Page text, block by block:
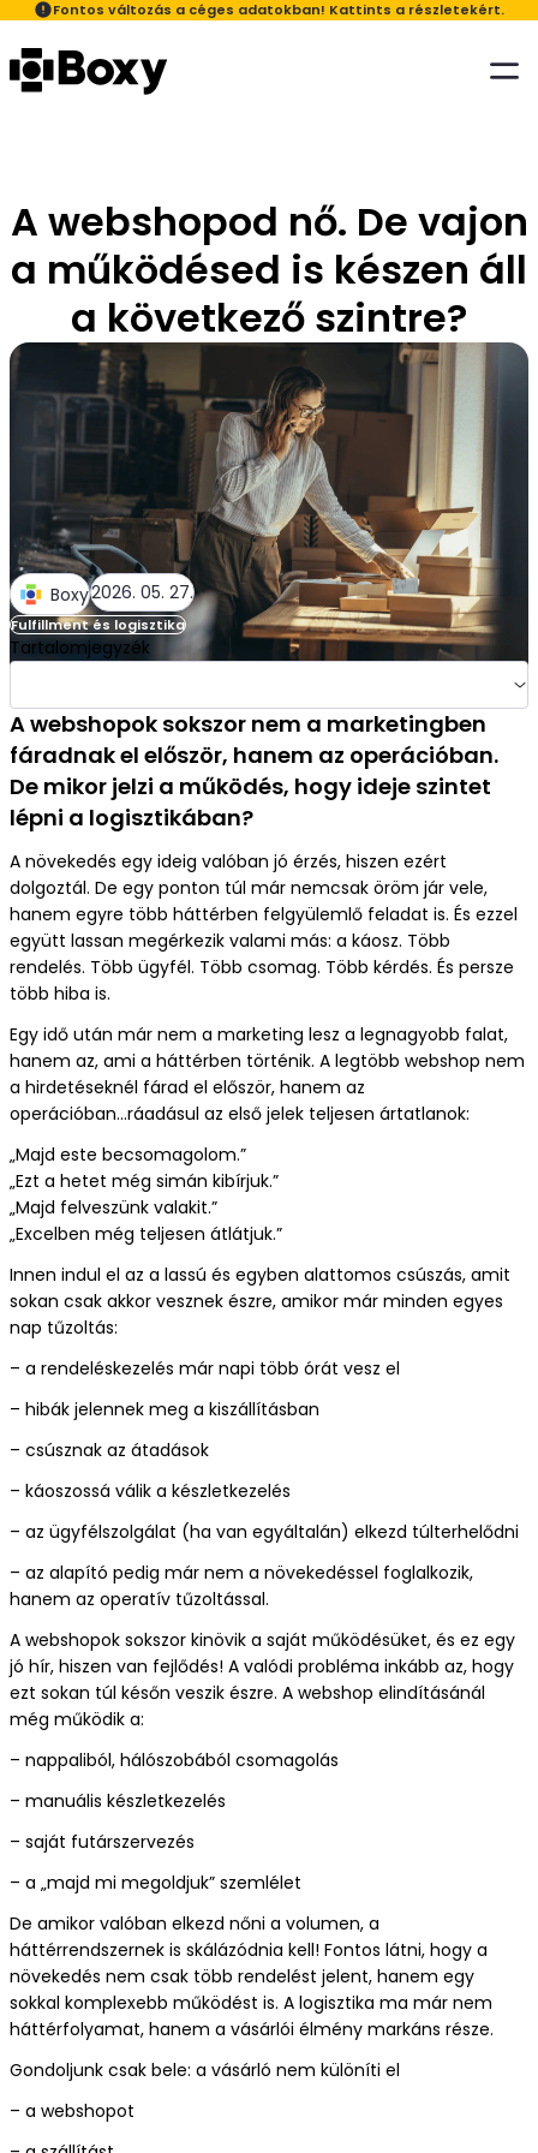
Fontos változás a céges adatokban! Kattints a részletekért.
Fulfillment - rendeléskezelés, szállítás
Szállítás szolgáltatás telephelyi felvétellel
Bérraktározás - Powered by Boxy
Digitális Fizetés Program
További információ
Mitől vagyunk biztonságosak?
Mit várhatsz a fulfillmenttől?
Teherlevétel a fulfillmenttel?
Integráció
GYIK
Referenciák
E-book
Ügyfélkör
Induló webáruházaknak
Webáruházaknak
Nagykereskedőknek
Gyártóknak
Szektorok
Étrend és szépségápolás
Divat és ruházat
Otthon, kert, barkács
Szórakoztató elektronika
Állattartás, állatfelszerelés
További szektorok
A Boxyról
Rólunk
Karrier
Blog
Kapcsolat
Áraink
Cégadat változás GYIKÜgyfélportál
A webshopod nő. De vajon
a működésed is készen áll
a következő szintre?
Boxy2026. 05. 27.
Fulfillment és logisztika
Tartalomjegyzék
A webshopok sokszor nem a marketingben
fáradnak el először, hanem az operációban.
De mikor jelzi a működés, hogy ideje szintet
lépni a logisztikában?
A növekedés egy ideig valóban jó érzés, hiszen ezért
dolgoztál. De egy ponton túl már nemcsak öröm jár vele,
hanem egyre több háttérben felgyülemlő feladat is. És ezzel
együtt lassan megérkezik valami más: a káosz. Több
rendelés. Több ügyfél. Több csomag. Több kérdés. És persze
több hiba is.
Egy idő után már nem a marketing lesz a legnagyobb falat,
hanem az, ami a háttérben történik. A legtöbb webshop nem
a hirdetéseknél fárad el először, hanem az
operációban...ráadásul az első jelek teljesen ártatlanok:
„Majd este becsomagolom.”
„Ezt a hetet még simán kibírjuk.”
„Majd felveszünk valakit.”
„Excelben még teljesen átlátjuk.”
Innen indul el az a lassú és egyben alattomos csúszás, amit
sokan csak akkor vesznek észre, amikor már minden egyes
nap tűzoltás:
– a rendeléskezelés már napi több órát vesz el
– hibák jelennek meg a kiszállításban
– csúsznak az átadások
– káoszossá válik a készletkezelés
– az ügyfélszolgálat (ha van egyáltalán) elkezd túlterhelődni
– az alapító pedig már nem a növekedéssel foglalkozik,
hanem az operatív tűzoltással.
A webshopok sokszor kinövik a saját működésüket, és ez egy
jó hír, hiszen van fejlődés! A valódi probléma inkább az, hogy
ezt sokan túl későn veszik észre. A webshop elindításánál
még működik a:
– nappaliból, hálószobából csomagolás
– manuális készletkezelés
– saját futárszervezés
– a „majd mi megoldjuk” szemlélet
De amikor valóban elkezd nőni a volumen, a
háttérrendszernek is skálázódnia kell! Fontos látni, hogy a
növekedés nem csak több rendelést jelent, hanem egy
sokkal komplexebb működést is. A logisztika ma már nem
háttérfolyamat, hanem a vásárlói élmény markáns része.
Gondoljunk csak bele: a vásárló nem különíti el
– a webshopot